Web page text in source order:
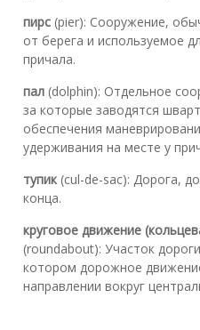
пирс (pier): Сооружение,
от берега и используемое
причала.
пал (dolphin): Отдельное
за которые заводятся
обеспечения
удерживания на месте у
тупик(cul-de-sac): Дорога,
конца.
круговое движение
(roundabout): Участок
котором дорожное
направлении вокруг